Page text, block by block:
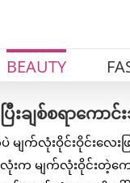
BEAUTY
ျစ်စရာကောင်း
မျက်လုံးဝိုင်းဝိုင်းလေ
က မျက်လုံးဝိုင်းတဲ့ကေ